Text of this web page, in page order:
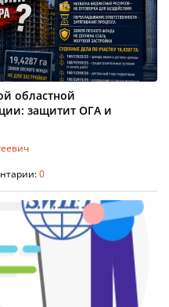
областной
защитит ОГА и
0